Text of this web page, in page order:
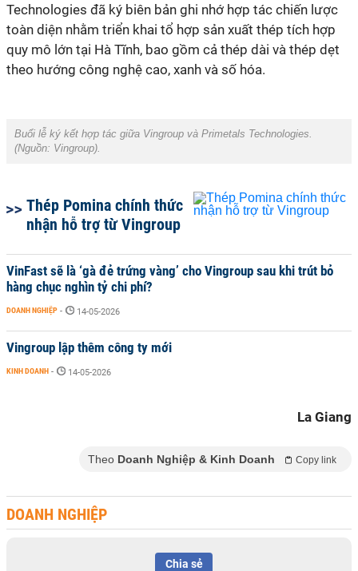
Technologies đã ký biên bản ghi nhớ hợp tác chiến lược
toàn diện nhằm triển khai tổ hợp sản xuất thép tích hợp
quy mô lớn tại Hà Tĩnh, bao gồm cả thép dài và thép dẹt
theo hướng công nghệ cao, xanh và số hóa.
Buổi lễ ký kết hợp tác giữa Vingroup và Primetals Technologies.
(Nguồn: Vingroup).
Thép Pomina chính thức
nhận hỗ trợ từ Vingroup
VinFast sẽ là ‘gà đẻ trứng vàng’ cho Vingroup sau khi trút bỏ
hàng chục nghìn tỷ chi phí?
DOANH NGHIỆP - 14-05-2026
Vingroup lập thêm công ty mới
KINH DOANH - 14-05-2026
La Giang
Theo Doanh Nghiệp & Kinh Doanh Copy link
DOANH NGHIỆP
Chia sẻ